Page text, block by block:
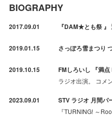
BIOGRAPHY
2017.09.01 『DAM★とも祭 』
2019.01.15 さっぽろ雪まつり
2019.10.15 FMしろいし 『満
ラジオ出演。 コメ
2023.09.01 STV ラジオ 月間パ
『TURNING! ～